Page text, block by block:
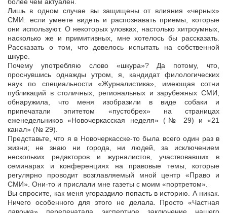
более чем актуален.
Лишь в одном случае вы защищены от влияния «черных»
СМИ: если умеете видеть и распознавать приемы, которые
они используют. О некоторых уловках, настолько хитроумных,
насколько же и примитивных, мне хотелось бы рассказать.
Рассказать о том, что довелось испытать на собственной
шкуре.
Почему употребляю слово «шкура»? Да потому, что,
проснувшись однажды утром, я, кандидат филологических
наук по специальности «Журналистика», имеющая сотни
публикаций в столичных, региональных и зарубежных СМИ,
обнаружила, что меня изобразили в виде собаки и
припечатали эпитетом «пустобрех» на страницах
еженедельников «Новочеркасская неделя» (№ 29) и «21
канал» (№ 29).
Представьте, что я в Новочеркасске-то была всего один раз в
жизни; не знаю ни города, ни людей, за исключением
нескольких редакторов и журналистов, участвовавших в
семинарах и конференциях на правовые темы, которые
регулярно проводит возглавляемый мной центр «Право и
СМИ». Они-то и прислали мне газеты с моим «портретом».
Вы спросите, как меня угораздило попасть в историю. А никак.
Ничего особенного для этого не делала. Просто «Частная